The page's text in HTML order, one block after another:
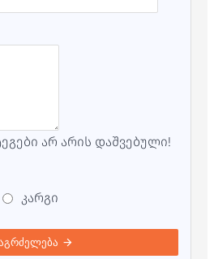
არ არის დაშვებული!
კარგი